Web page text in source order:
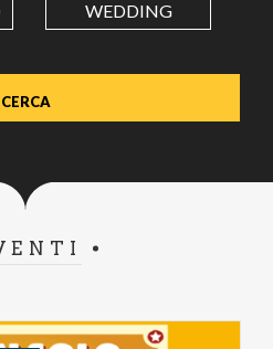
dot (.) as decimal separator.
WEDDING